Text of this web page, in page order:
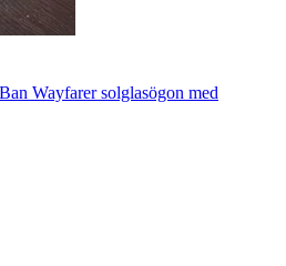
Wayfarer solglasögon med